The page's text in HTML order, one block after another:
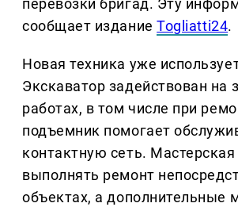
перевозки бригад. Эту
сообщает изданиеTogliatti24.
Новая техника уже
Экскаватор задействован на
работах, в том числе при
подъемник помогает
контактную сеть. Мастерская
выполнять ремонт
объектах, а дополнительные